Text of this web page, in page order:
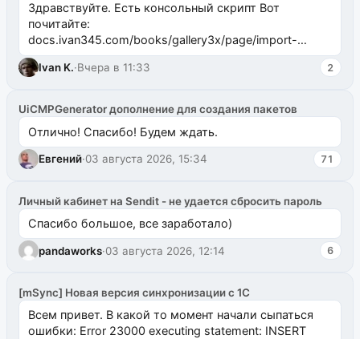
Здравствуйте. Есть консольный скрипт Вот
почитайте:
docs.ivan345.com/books/gallery3x/page/import-
ms2galleryphp
Ivan K.·Вчера в 11:33 2
UiCMPGenerator дополнение для создания пакетов
Отлично! Спасибо! Будем ждать.
Евгений·03 августа 2026, 15:34 71
Личный кабинет на Sendit - не удается сбросить пароль
Спасибо большое, все заработало)
pandaworks·03 августа 2026, 12:14 6
[mSync] Новая версия синхронизации с 1С
Всем привет. В какой то момент начали сыпаться
ошибки: Error 23000 executing statement: INSERT